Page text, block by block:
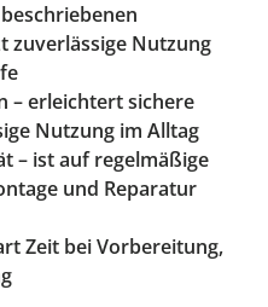
zuverlässige Nutzung
– erleichtert sichere
Nutzung im Alltag
– ist auf regelmäßige
und Reparatur
Zeit bei Vorbereitung,